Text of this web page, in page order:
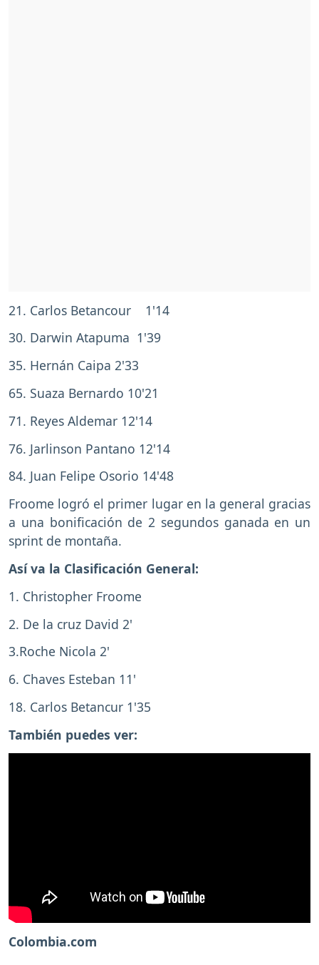
21. Carlos Betancour 1'14
30. Darwin Atapuma 1'39
35. Hernán Caipa 2'33
65. Suaza Bernardo 10'21
71. Reyes Aldemar 12'14
76. Jarlinson Pantano 12'14
84. Juan Felipe Osorio 14'48
Froome logró el primer lugar en la general gracias
a una bonificación de 2 segundos ganada en un
sprint de montaña.
Así va la Clasificación General:
1. Christopher Froome
2. De la cruz David 2'
3.Roche Nicola 2'
6. Chaves Esteban 11'
18. Carlos Betancur 1'35
También puedes ver:
Colombia.com